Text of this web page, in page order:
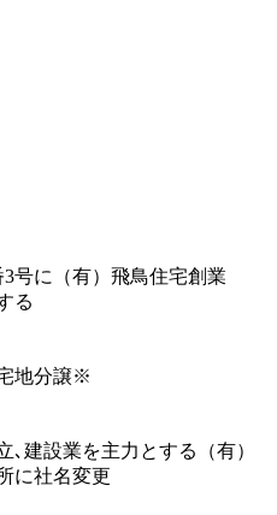
3号に（有）飛鳥住宅創業
る
地分譲※
､建設業を主力とする（有）
に社名変更